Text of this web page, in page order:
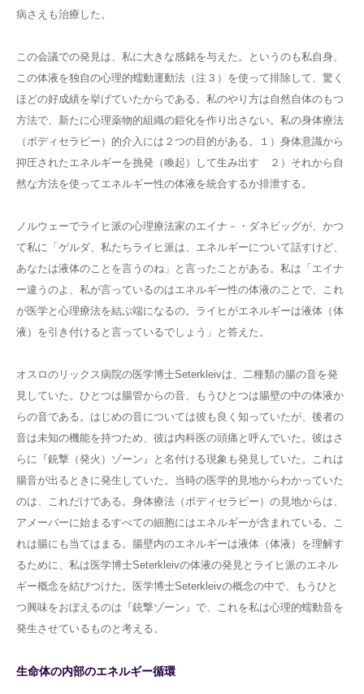
病さえも治療した。
この会議での発見は、私に大きな感銘を与えた。というのも私自身、
この体液を独自の心理的蠕動運動法（注３）を使って排除して、驚く
ほどの好成績を挙げていたからである。私のやり方は自然自体のもつ
方法で、新たに心理薬物的組織の鎧化を作り出さない。私の身体療法
（ボディセラピー）的介入には２つの目的がある。１）身体意識から
抑圧されたエネルギーを挑発（喚起）して生み出す ２）それから自
然な方法を使ってエネルギー性の体液を統合するか排泄する。
ノルウェーでライヒ派の心理療法家のエイナ－・ダネビッグが、かつ
て私に「ゲルダ、私たちライヒ派は、エネルギーについて話すけど、
あなたは液体のことを言うのね」と言ったことがある。私は「エイナ
ー違うのよ、私が言っているのはエネルギー性の体液のことで、これ
が医学と心理療法を結ぶ端になるの。ライヒがエネルギーは液体（体
液）を引き付けると言っているでしょう」と答えた。
オスロのリックス病院の医学博士Seterkleivは、二種類の腸の音を発
見していた。ひとつは腸管からの音、もうひとつは腸壁の中の体液か
らの音である。はじめの音については彼も良く知っていたが、後者の
音は未知の機能を持つため、彼は内科医の頭痛と呼んでいた。彼はさ
らに『銃撃（発火）ゾーン』と名付ける現象も発見していた。これは
腸音が出るときに発生していた。当時の医学的見地からわかっていた
のは、これだけである。身体療法（ボディセラピー）の見地からは、
アメーバーに始まるすべての細胞にはエネルギーが含まれている。こ
れは腸にも当てはまる。腸壁内のエネルギーは液体（体液）を理解す
るために、私は医学博士Seterkleivの体液の発見とライヒ派のエネル
ギー概念を結びつけた。医学博士Seterkleivの概念の中で、もうひと
つ興味をおぼえるのは『銃撃ゾーン』で、これを私は心理的蠕動音を
発生させているものと考える。
生命体の内部のエネルギー循環